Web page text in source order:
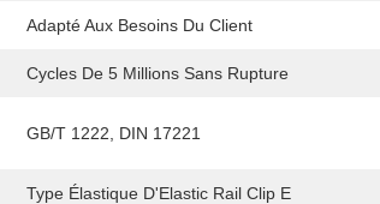
Adapté Aux Besoins Du Client
Cycles De 5 Millions Sans Rupture
GB/T 1222, DIN 17221
Type Élastique D'Elastic Rail Clip E